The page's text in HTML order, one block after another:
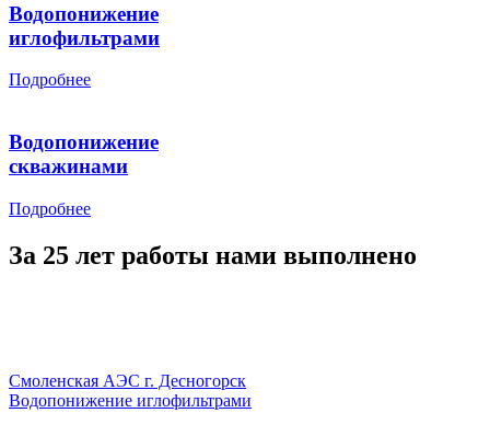
Водопонижение
иглофильтрами
Подробнее
Водопонижение
скважинами
Подробнее
За 25 лет работы нами выполнено
Смоленская АЭС г. Десногорск
Водопонижение иглофильтрами